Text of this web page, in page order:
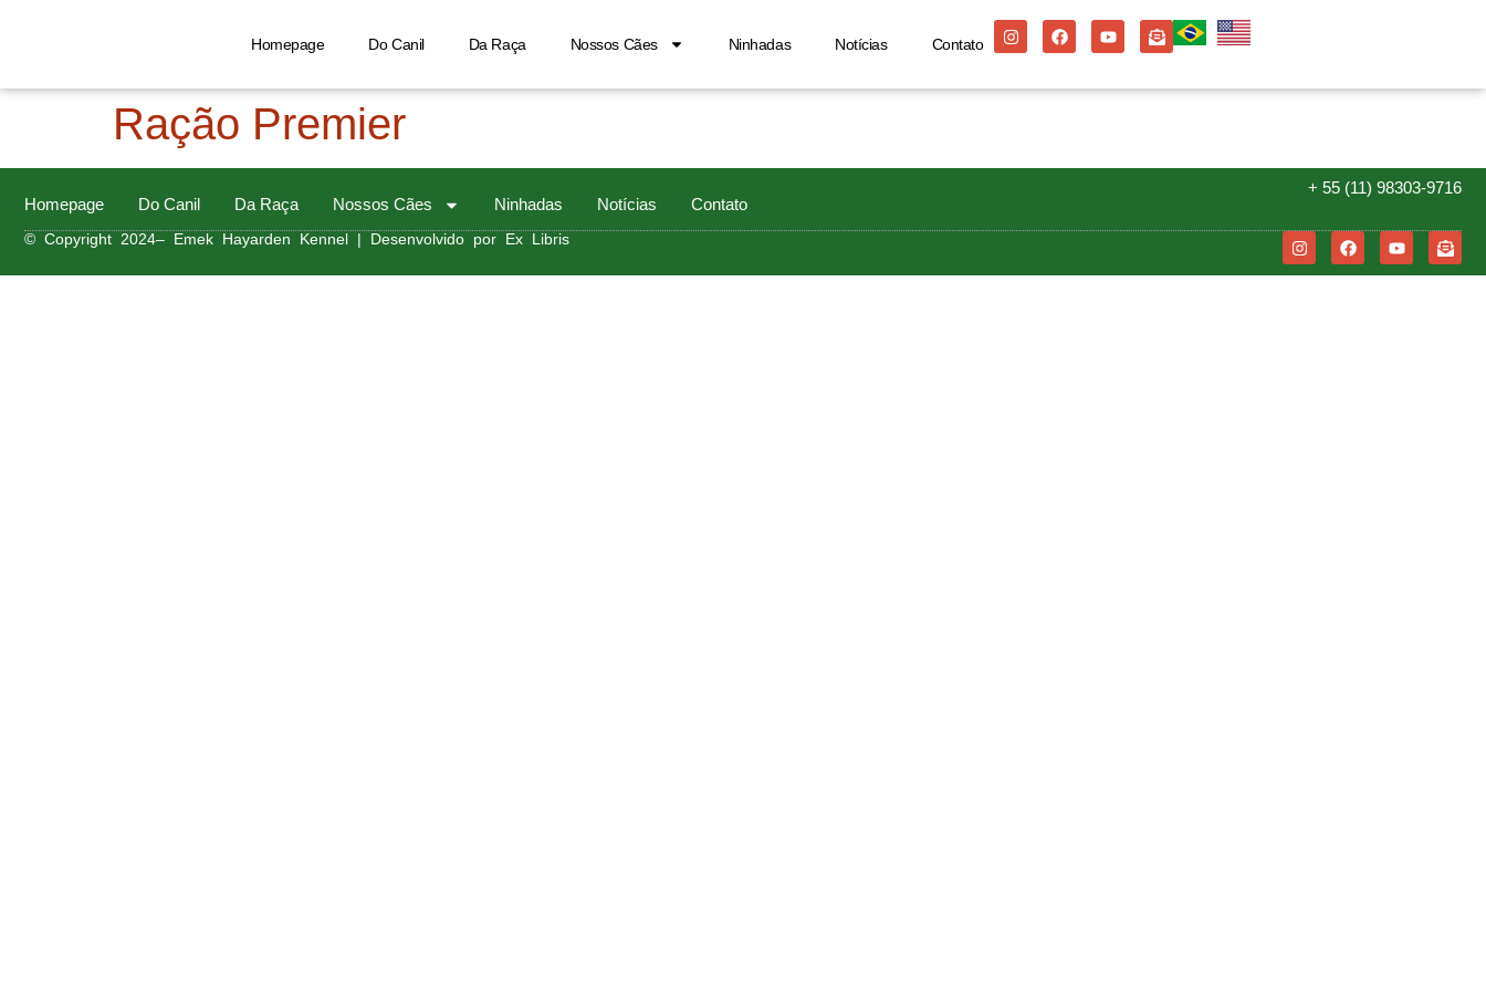
Homepage Do Canil Da Raça Nossos Cães Ninhadas Notícias Contato
Ração Premier
Homepage Do Canil Da Raça Nossos Cães Ninhadas Notícias Contato
+ 55 (11) 98303-9716
© Copyright 2024– Emek Hayarden Kennel | Desenvolvido por Ex Libris